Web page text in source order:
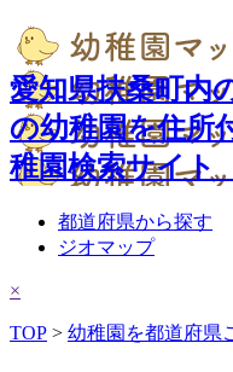
愛知県扶桑町内
の幼稚園を住所
稚園検索サイト
都道府県から探す
ジオマップ
×
TOP > 幼稚園を都道府県